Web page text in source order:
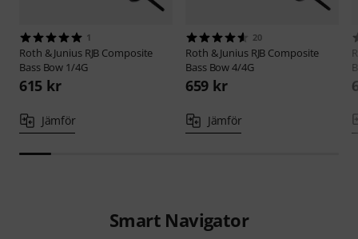
1
Roth & Junius RJB Composite
Bass Bow 1/4G
615 kr
Jämför
20
Roth & Junius RJB Composite
Bass Bow 4/4G
659 kr
Jämför
Smart Navigator